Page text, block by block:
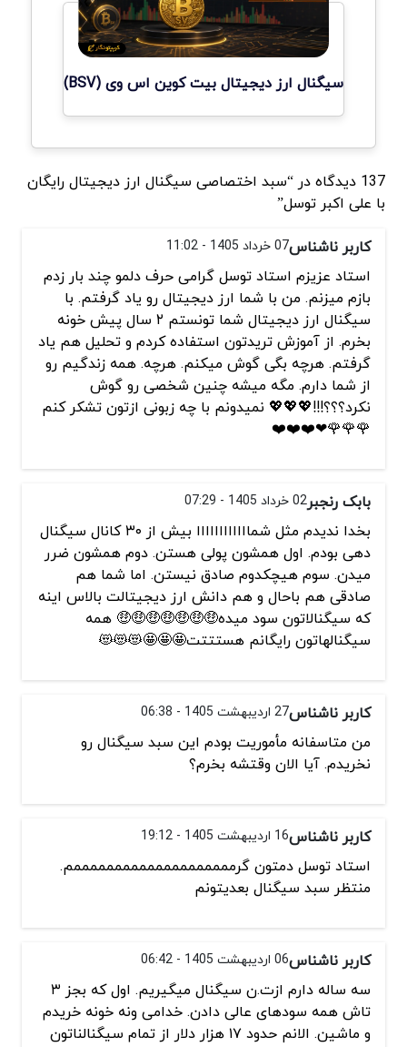
سیگنال ارز دیجیتال بیت کوین اس وی (BSV)
137 دیدگاه در “سبد اختصاصی سیگنال ارز دیجیتال رایگان
با علی اکبر توسل”
کاربر ناشناس07 خرداد 1405 - 11:02
استاد عزیزم استاد توسل گرامی حرف دلمو چند بار زدم
بازم میزنم. من با شما ارز دیجیتال رو یاد گرفتم. با
سیگنال ارز دیجیتال شما تونستم ۲ سال پیش خونه
بخرم. از آموزش تریدتون استفاده کردم و تحلیل هم یاد
گرفتم. هرچه بگی گوش میکنم. هرچه. همه زندگیم رو
از شما دارم. مگه میشه چنین شخصی رو گوش
نکرد؟؟؟!!!💖💖💖 نمیدونم با چه زبونی ازتون تشکر کنم
🌹🌹🌹❤❤️❤️❤️
بابک رنجبر02 خرداد 1405 - 07:29
بخدا ندیدم مثل شماااااااااااا بیش از ۳۰ کانال سیگنال
دهی بودم. اول همشون پولی هستن. دوم همشون ضرر
میدن. سوم هیچکدوم صادق نیستن. اما شما هم
صادقی هم باحال و هم دانش ارز دیجیتالت بالاس اینه
که سیگنالاتون سود میده🤑🤑🤑🤑🤑🤑🤑 همه
سیگنالهاتون رایگانم هستتتت🤩🤩🤩😻😻😻
کاربر ناشناس27 اردیبهشت 1405 - 06:38
من متاسفانه مأموریت بودم این سبد سیگنال رو
نخریدم. آیا الان وقتشه بخرم؟
کاربر ناشناس16 اردیبهشت 1405 - 19:12
استاد توسل دمتون گرممممممممممممممممممممم.
منتظر سبد سیگنال بعدیتونم
کاربر ناشناس06 اردیبهشت 1405 - 06:42
سه ساله دارم ازت.ن سیگنال میگیریم. اول که بجز ۳
تاش همه سودهای عالی دادن. خدامی ونه خونه خریدم
و ماشین. الانم حدود ۱۷ هزار دلار از تمام سیگنالناتون